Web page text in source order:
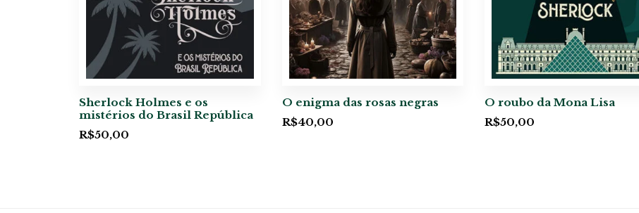
Sherlock Holmes e os
mistérios do Brasil República
R$50,00
O enigma das rosas negras
R$40,00
O roubo da Mona Lisa
R$50,00